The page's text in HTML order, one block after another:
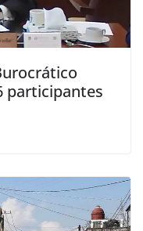
participantes